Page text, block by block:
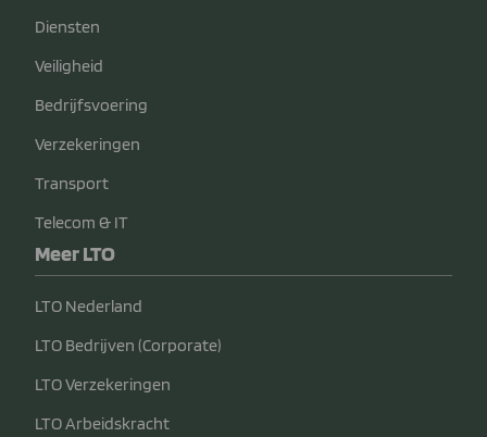
Diensten
Veiligheid
Bedrijfsvoering
Verzekeringen
Transport
Telecom & IT
Meer LTO
LTO Nederland
LTO Bedrijven (Corporate)
LTO Verzekeringen
LTO Arbeidskracht